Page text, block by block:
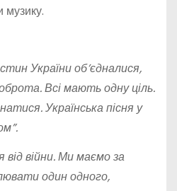
музику.
України об’єдналися,
Всі мають одну ціль.
Українська пісня у
війни. Ми маємо за
один одного,